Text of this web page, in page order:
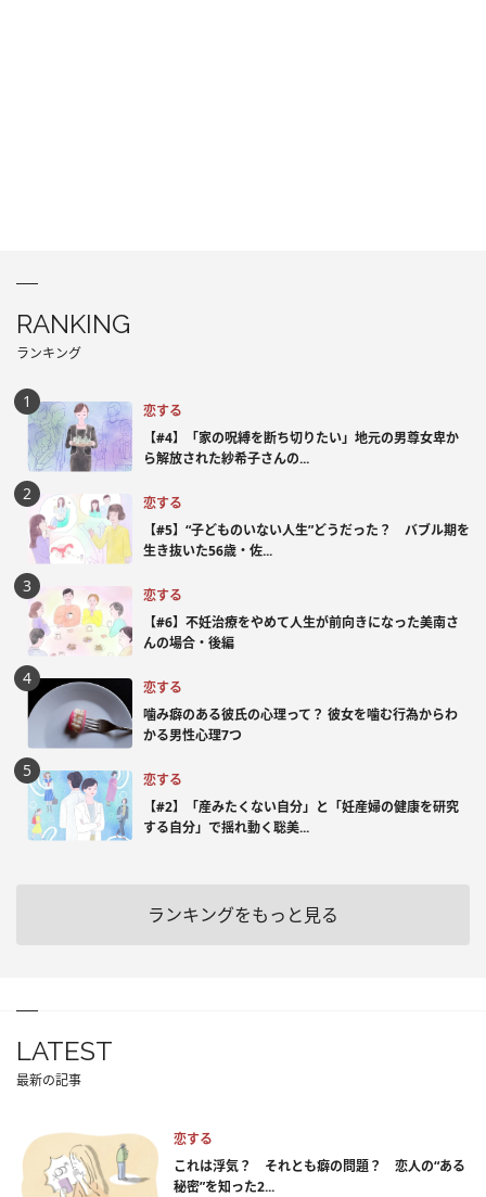
RANKING
ランキング
恋する
【#4】「家の呪縛を断ち切りたい」地元の男尊女卑か
ら解放された紗希子さんの...
恋する
【#5】“子どものいない人生”どうだった？ バブル期を
生き抜いた56歳・佐...
恋する
【#6】不妊治療をやめて人生が前向きになった美南さ
んの場合・後編
恋する
噛み癖のある彼氏の心理って？ 彼女を噛む行為からわ
かる男性心理7つ
恋する
【#2】「産みたくない自分」と「妊産婦の健康を研究
する自分」で揺れ動く聡美...
ランキングをもっと見る
LATEST
最新の記事
恋する
これは浮気？ それとも癖の問題？ 恋人の“ある
秘密”を知った2...